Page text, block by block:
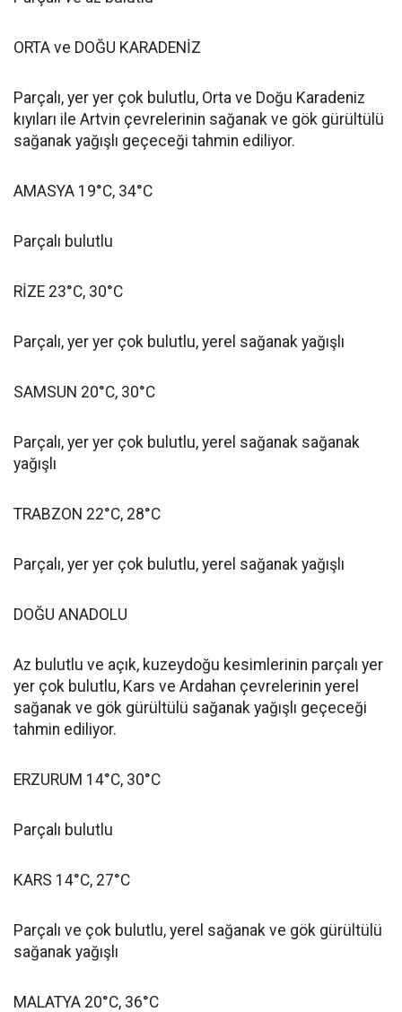
ORTA ve DOĞU KARADENİZ
Parçalı, yer yer çok bulutlu, Orta ve Doğu Karadeniz
kıyıları ile Artvin çevrelerinin sağanak ve gök gürültülü
sağanak yağışlı geçeceği tahmin ediliyor.
AMASYA 19°C, 34°C
Parçalı bulutlu
RİZE 23°C, 30°C
Parçalı, yer yer çok bulutlu, yerel sağanak yağışlı
SAMSUN 20°C, 30°C
Parçalı, yer yer çok bulutlu, yerel sağanak sağanak
yağışlı
TRABZON 22°C, 28°C
Parçalı, yer yer çok bulutlu, yerel sağanak yağışlı
DOĞU ANADOLU
Az bulutlu ve açık, kuzeydoğu kesimlerinin parçalı yer
yer çok bulutlu, Kars ve Ardahan çevrelerinin yerel
sağanak ve gök gürültülü sağanak yağışlı geçeceği
tahmin ediliyor.
ERZURUM 14°C, 30°C
Parçalı bulutlu
KARS 14°C, 27°C
Parçalı ve çok bulutlu, yerel sağanak ve gök gürültülü
sağanak yağışlı
MALATYA 20°C, 36°C